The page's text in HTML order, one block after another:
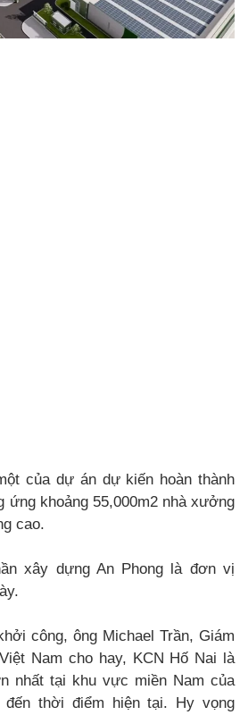
của dự án dự kiến hoàn thành
ứng khoảng 55,000m2 nhà xưởng
cao.
xây dựng An Phong là đơn vị
công, ông Michael Trần, Giám
Nam cho hay, KCN Hố Nai là
nhất tại khu vực miền Nam của
đến thời điểm hiện tại. Hy vọng